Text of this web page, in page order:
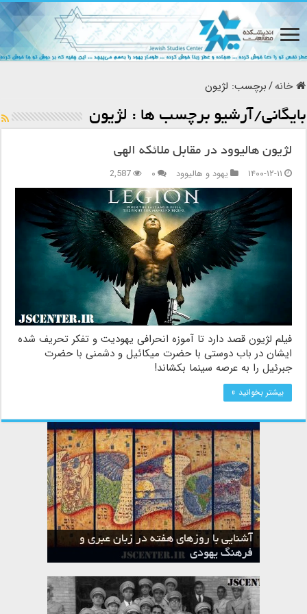
خانه/برچسب: لژیون
بایگانی/آرشیو برچسب ها : لژیون
لژیون هالیوود در مقابل ملائکه الهی
۱۴۰۰-۱۲-۱۱
یهود و هالیوود ۰ 2,587
فیلم لژیون قصد دارد تا آموزه انحرافی یهودیت و تفکر تحریف شده
ایشان در باب دوستی با حضرت میکائیل و دشمنی با حضرت
جبرئیل را به عرصه سینما بکشاند!
بیشتر بخوانید »
آشنایی با روزهای هفته در زبان عبری و
فرهنگ یهودی
ماه نیسان در تقویم عبری و میراث یهود
تقویم عبری
ماه شواط در تقویم عبری و میراث یهود
ماه طوت در تقویم عبری و میراث یهود
ماه حشوان در تقویم عبری و میراث یهود
ماه تیشری در تقویم عبری و میراث یهود
ماه الول در تقویم عبری و میراث یهود